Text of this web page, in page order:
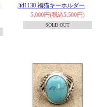
ltd1130 福猫キーホルダー
5,000円(税込5,500円)
SOLD OUT